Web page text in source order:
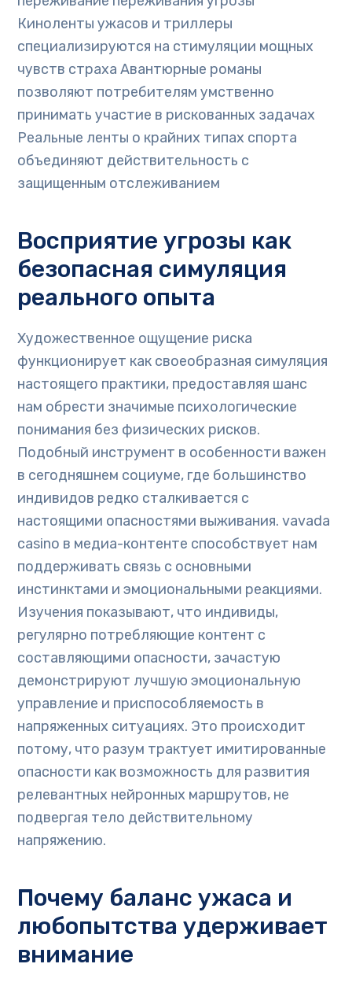
Киноленты ужасов и триллеры
специализируются на стимуляции мощных
чувств страха Авантюрные романы
позволяют потребителям умственно
принимать участие в рискованных задачах
Реальные ленты о крайних типах спорта
объединяют действительность с
защищенным отслеживанием
Восприятие угрозы как
безопасная симуляция
реального опыта
Художественное ощущение риска
функционирует как своеобразная симуляция
настоящего практики, предоставляя шанс
нам обрести значимые психологические
понимания без физических рисков.
Подобный инструмент в особенности важен
в сегодняшнем социуме, где большинство
индивидов редко сталкивается с
настоящими опасностями выживания. vavada
casino в медиа-контенте способствует нам
поддерживать связь с основными
инстинктами и эмоциональными реакциями.
Изучения показывают, что индивиды,
регулярно потребляющие контент с
составляющими опасности, зачастую
демонстрируют лучшую эмоциональную
управление и приспособляемость в
напряженных ситуациях. Это происходит
потому, что разум трактует имитированные
опасности как возможность для развития
релевантных нейронных маршрутов, не
подвергая тело действительному
напряжению.
Почему баланс ужаса и
любопытства удерживает
внимание